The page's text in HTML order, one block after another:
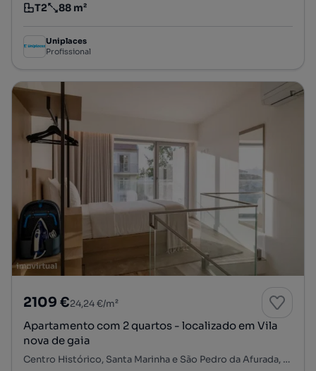
Tipologia
T2
Preço por metro quadrado
88 m²
Uniplaces
Profissional
2109 €24,24 €/m²
Apartamento com 2 quartos - localizado em Vila
nova de gaia
Centro Histórico, Santa Marinha e São Pedro da Afurada, Vila Nova de Gaia, Porto